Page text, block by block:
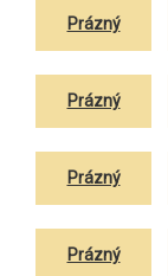
Prázný
Prázný
Prázný
Prázný